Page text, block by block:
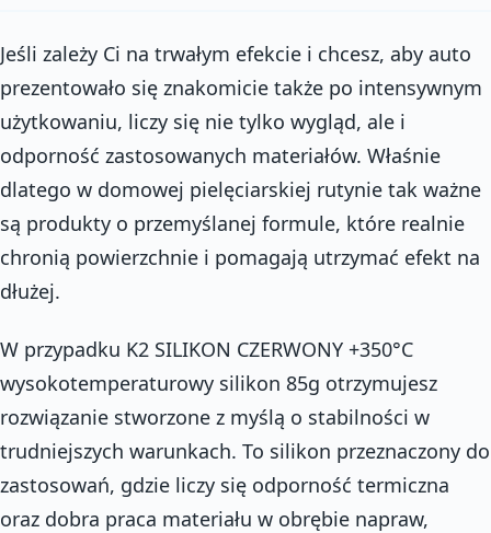
Jeśli zależy Ci na trwałym efekcie i chcesz, aby auto
prezentowało się znakomicie także po intensywnym
użytkowaniu, liczy się nie tylko wygląd, ale i
odporność zastosowanych materiałów. Właśnie
dlatego w domowej pielęciarskiej rutynie tak ważne
są produkty o przemyślanej formule, które realnie
chronią powierzchnie i pomagają utrzymać efekt na
dłużej.
W przypadku K2 SILIKON CZERWONY +350°C
wysokotemperaturowy silikon 85g otrzymujesz
rozwiązanie stworzone z myślą o stabilności w
trudniejszych warunkach. To silikon przeznaczony do
zastosowań, gdzie liczy się odporność termiczna
oraz dobra praca materiału w obrębie napraw,